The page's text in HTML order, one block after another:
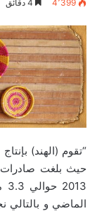
4٬399
الماضي و بالتالي